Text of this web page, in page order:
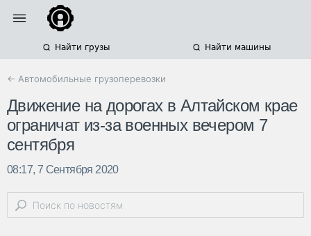
Найти грузы Найти машины
← Автомобильные грузоперевозки
Движение на дорогах в Алтайском крае
ограничат из-за военных вечером 7
сентября
08:17, 7 Сентября 2020